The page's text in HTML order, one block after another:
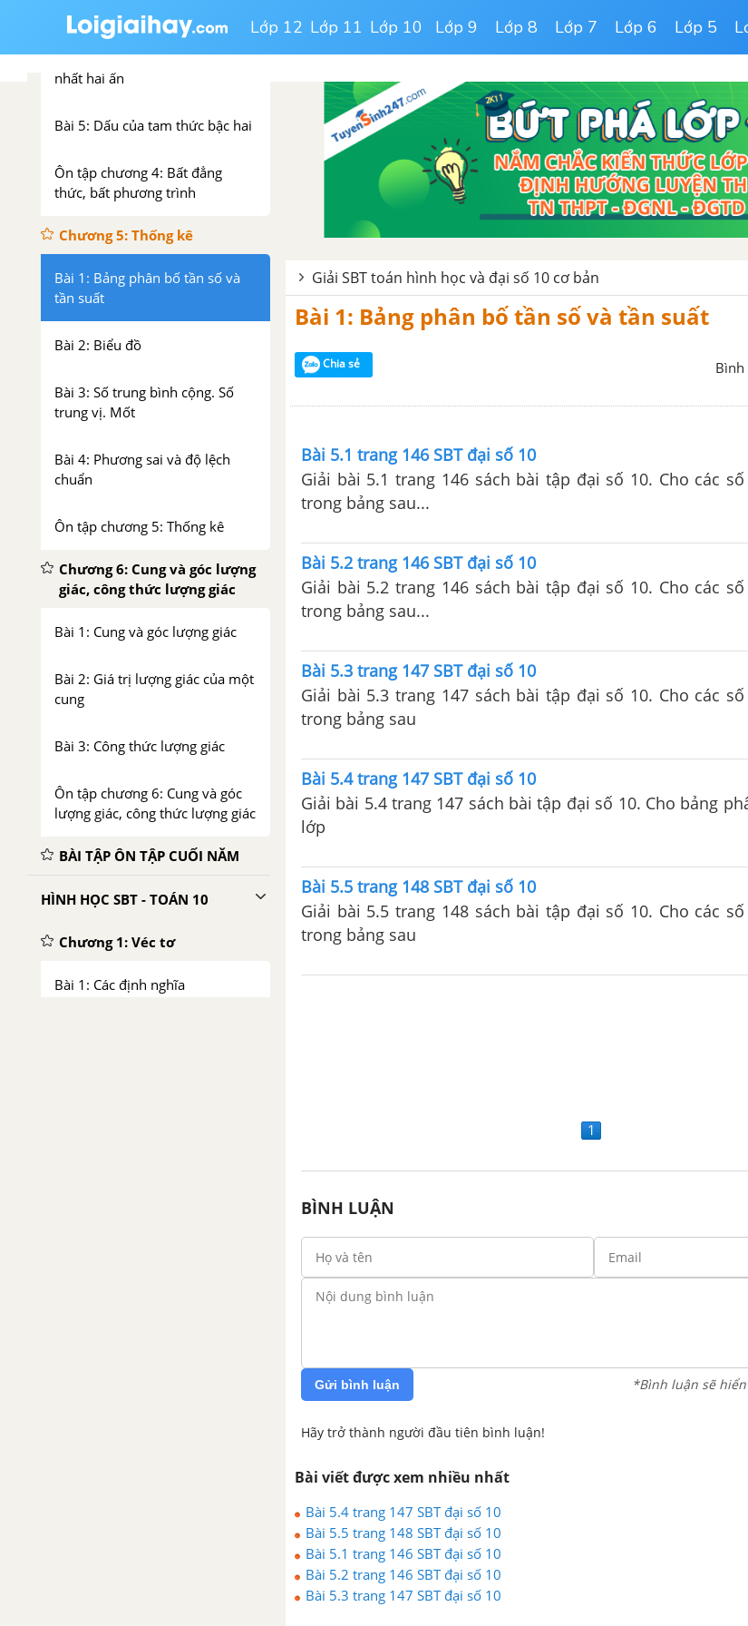
Lớp 12 Lớp 11 Lớp 10 Lớp 9 Lớp 8 Lớp 7 Lớp 6 Lớp 5
Bài 3: Dấu của nhị thức bậc nhất
Bài 4: Bất phương trình bậc
nhất hai ẩn
Bài 5: Dấu của tam thức bậc hai
Ôn tập chương 4: Bất đẳng
thức, bất phương trình
Chương 5: Thống kê
Bài 1: Bảng phân bố tần số và
tần suất
Bài 2: Biểu đồ
Bài 3: Số trung bình cộng. Số
trung vị. Mốt
Bài 4: Phương sai và độ lệch
chuẩn
Ôn tập chương 5: Thống kê
Chương 6: Cung và góc lượng
giác, công thức lượng giác
Bài 1: Cung và góc lượng giác
Bài 2: Giá trị lượng giác của một
cung
Bài 3: Công thức lượng giác
Ôn tập chương 6: Cung và góc
lượng giác, công thức lượng giác
BÀI TẬP ÔN TẬP CUỐI NĂM
HÌNH HỌC SBT - TOÁN 10
Chương 1: Véc tơ
Bài 1: Các định nghĩa
Giải SBT toán hình học và đại số 10 cơ bản
Bài 1: Bảng phân bố tần số và tần suất
Chia sẻ Bình
Bài 5.1 trang 146 SBT đại số 10
Giải bài 5.1 trang 146 sách bài tập đại số 10. Cho các
trong bảng sau...
Bài 5.2 trang 146 SBT đại số 10
Giải bài 5.2 trang 146 sách bài tập đại số 10. Cho các
trong bảng sau...
Bài 5.3 trang 147 SBT đại số 10
Giải bài 5.3 trang 147 sách bài tập đại số 10. Cho các
trong bảng sau
Bài 5.4 trang 147 SBT đại số 10
Giải bài 5.4 trang 147 sách bài tập đại số 10. Cho bảng
lớp
Bài 5.5 trang 148 SBT đại số 10
Giải bài 5.5 trang 148 sách bài tập đại số 10. Cho các
trong bảng sau
1
BÌNH LUẬN
Gửi bình luận *Bình luận sẽ
Hãy trở thành người đầu tiên bình luận!
Bài viết được xem nhiều nhất
Bài 5.4 trang 147 SBT đại số 10
Bài 5.5 trang 148 SBT đại số 10
Bài 5.1 trang 146 SBT đại số 10
Bài 5.2 trang 146 SBT đại số 10
Bài 5.3 trang 147 SBT đại số 10